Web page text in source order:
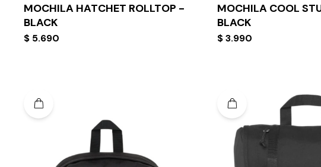
MOCHILA HATCHET ROLLTOP -
BLACK
$ 5.690
MOCHILA COOL
BLACK
$3.990